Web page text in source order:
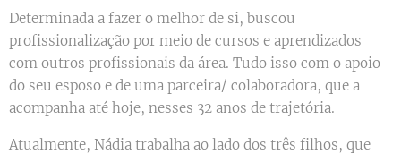
Determinada a fazer o melhor de si, buscou
profissionalização por meio de cursos e aprendizados
com outros profissionais da área. Tudo isso com o apoio
do seu esposo e de uma parceira/ colaboradora, que a
acompanha até hoje, nesses 32 anos de trajetória.
Atualmente, Nádia trabalha ao lado dos três filhos, que